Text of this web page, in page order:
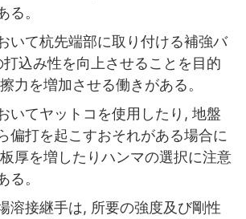
る。
いて杭先端部に取り付ける補強バ
打込み性を向上させることを目的
力を増加させる働きがある。
いてヤットコを使用したり, 地盤
偏打を起こすおそれがある場合に
厚を増したりハンマの選択に注意
る。
溶接継手は, 所要の強度及び剛性